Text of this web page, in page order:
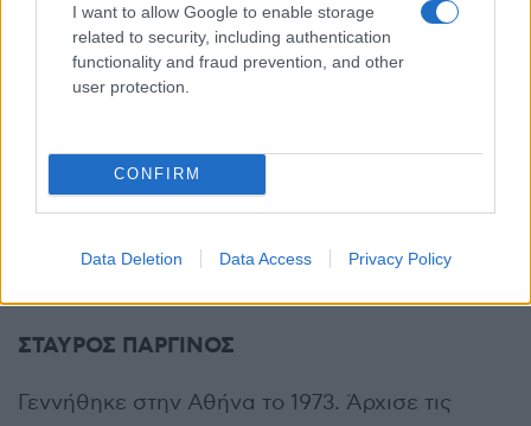
I want to allow Google to enable storage
related to security, including authentication
functionality and fraud prevention, and other
user protection.
CONFIRM
Data Deletion Data Access Privacy Policy
Μουσείο Μπενάκη, σε Δημόσιες Βιβλιοθήκες,
στο Τμήμα Θεατρικών Σπουδών του ΕΚΠΑ. 27
χρόνια παραστάσεις Αφήγησης σε όλη την
σχολεία, πανεπιστήμια, νοσοκομεία, φυλακές,
βιβλιοθήκες, πολιτιστικά κέντρα, μουσικές
σκηνές, φεστιβάλ, πλατείες, συνέδρια. Κι
ακόμα πιο πριν: Κοινωνική λειτουργός και
ΣΤΑΥΡΟΣ ΠΑΡΓΙΝΟΣ
Γεννήθηκε στην Αθήνα το 1973. Άρχισε τις